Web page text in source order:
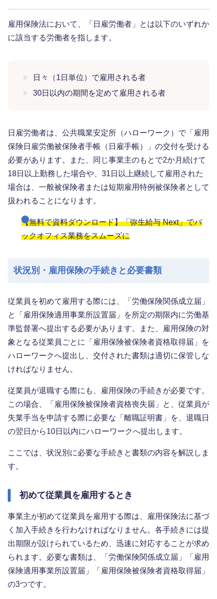
雇用保険法において、「日雇労働者」とは以下のいずれか
に該当する労働者を指します。
日々（1日単位）で雇用される者
30日以内の期間を定めて雇用される者
日雇労働者は、公共職業安定所（ハローワーク）で「雇用
保険日雇労働被保険者手帳（日雇手帳）」の交付を受ける
必要があります。また、同じ事業主のもとで2か月続けて
18日以上勤務した場合や、31日以上継続して雇用された
場合は、一般被保険者または短期雇用特例被保険者として
扱われることになります。
【無料で資料ダウンロード】「弥生給与 Next」でバ
ックオフィス業務をスムーズに
状況別・雇用保険の手続きと必要書類
従業員を初めて雇用する際には、「労働保険関係成立届」
と「雇用保険適用事業所設置届」を所定の期限内に労働基
準監督署へ提出する必要があります。また、雇用保険の対
象となる従業員ごとに「雇用保険被保険者資格取得届」を
ハローワークへ提出し、交付された書類は適切に保管しな
ければなりません。
従業員が退職する際にも、雇用保険の手続きが必要です。
この場合、「雇用保険被保険者資格喪失届」と、従業員が
失業手当を申請する際に必要な「離職証明書」を、退職日
の翌日から10日以内にハローワークへ提出します。
ここでは、状況別に必要な手続きと書類の内容を解説しま
す。
初めて従業員を雇用するとき
事業主が初めて従業員を雇用する際は、雇用保険法に基づ
く加入手続きを行わなければなりません。各手続きには提
出期限が設けられているため、迅速に対応することが求め
られます。必要な書類は、「労働保険関係成立届」「雇用
保険適用事業所設置届」「雇用保険被保険者資格取得届」
の3つです。